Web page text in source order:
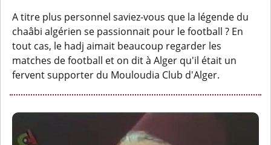
A titre plus personnel saviez-vous que la légende du
chaâbi algérien se passionnait pour le football ? En
tout cas, le hadj aimait beaucoup regarder les
matches de football et on dit à Alger qu'il était un
fervent supporter du Mouloudia Club d'Alger.